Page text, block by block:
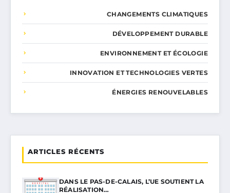
CHANGEMENTS CLIMATIQUES
DÉVELOPPEMENT DURABLE
ENVIRONNEMENT ET ÉCOLOGIE
INNOVATION ET TECHNOLOGIES VERTES
ÉNERGIES RENOUVELABLES
ARTICLES RÉCENTS
DANS LE PAS-DE-CALAIS, L’UE SOUTIENT LA
RÉALISATION…